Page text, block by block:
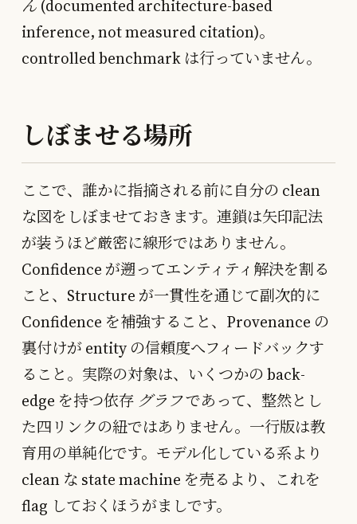
ん (documented architecture-based
inference, not measured citation)。
controlled benchmark は行っていません。
しぼませる場所
ここで、誰かに指摘される前に自分の clean
な図をしぼませておきます。連鎖は矢印記法
が装うほど厳密に線形ではありません。
Confidence が遡ってエンティティ解決を割る
こと、Structure が一貫性を通じて副次的に
Confidence を補強すること、Provenance の
裏付けが entity の信頼度へフィードバックす
ること。実際の対象は、いくつかの back-
edge を持つ依存 グラフであって、整然とし
た四リンクの紐ではありません。一行版は教
育用の単純化です。モデル化している系より
clean な state machine を売るより、これを
flag しておくほうがましです。